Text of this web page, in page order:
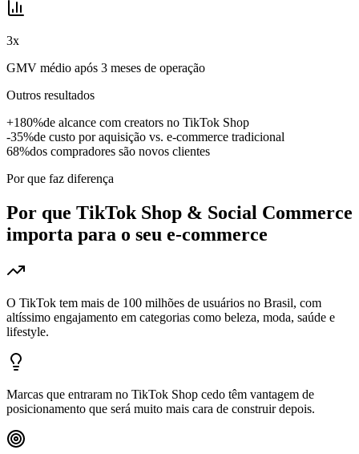
3x
GMV médio após 3 meses de operação
Outros resultados
+180%de alcance com creators no TikTok Shop
-35%de custo por aquisição vs. e-commerce tradicional
68%dos compradores são novos clientes
Por que faz diferença
Por que TikTok Shop & Social Commerce
importa para o seu e-commerce
O TikTok tem mais de 100 milhões de usuários no Brasil, com
altíssimo engajamento em categorias como beleza, moda, saúde e
lifestyle.
Marcas que entraram no TikTok Shop cedo têm vantagem de
posicionamento que será muito mais cara de construir depois.